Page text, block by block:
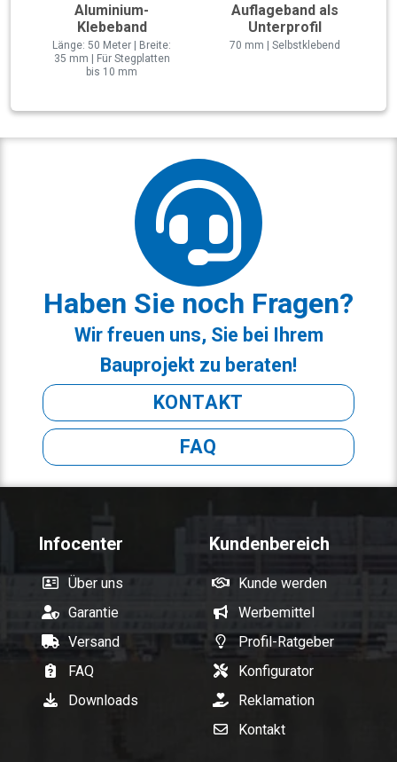
Aluminium-
Klebeband
Länge: 50 Meter | Breite:
35 mm | Für Stegplatten
bis 10 mm
Auflageband als
Unterprofil
70 mm | Selbstklebend
Haben Sie noch Fragen?
Wir freuen uns, Sie bei Ihrem
Bauprojekt zu beraten!
KONTAKT
FAQ
Infocenter
Über uns
Garantie
Versand
FAQ
Downloads
Kundenbereich
Kunde werden
Werbemittel
Profil-Ratgeber
Konfigurator
Reklamation
Kontakt